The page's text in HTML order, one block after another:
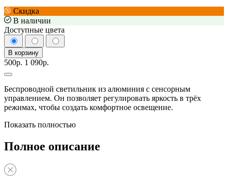
Скидка
В наличии
Доступные цвета
В корзину
500р. 1 090р.
Беспроводной светильник из алюминия с сенсорным
управлением. Он позволяет регулировать яркость в трёх
режимах, чтобы создать комфортное освещение.
Показать полностью
Полное описание